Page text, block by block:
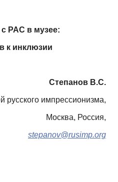
с РАС в музее:
к инклюзии
Степанов В.С.
русского импрессионизма,
Москва, Россия,
stepanov@rusimp.org